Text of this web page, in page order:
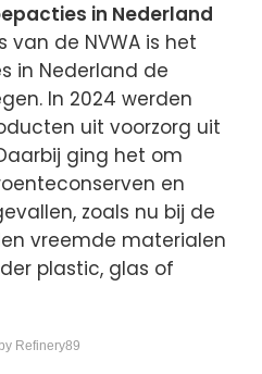
in Nederland
de NVWA is het
in Nederland de
In 2024 werden
uit voorzorg uit
ging het om
en
zoals nu bij de
vreemde materialen
plastic, glas of
Refinery89